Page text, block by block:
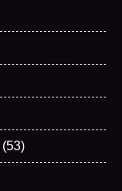
(53)